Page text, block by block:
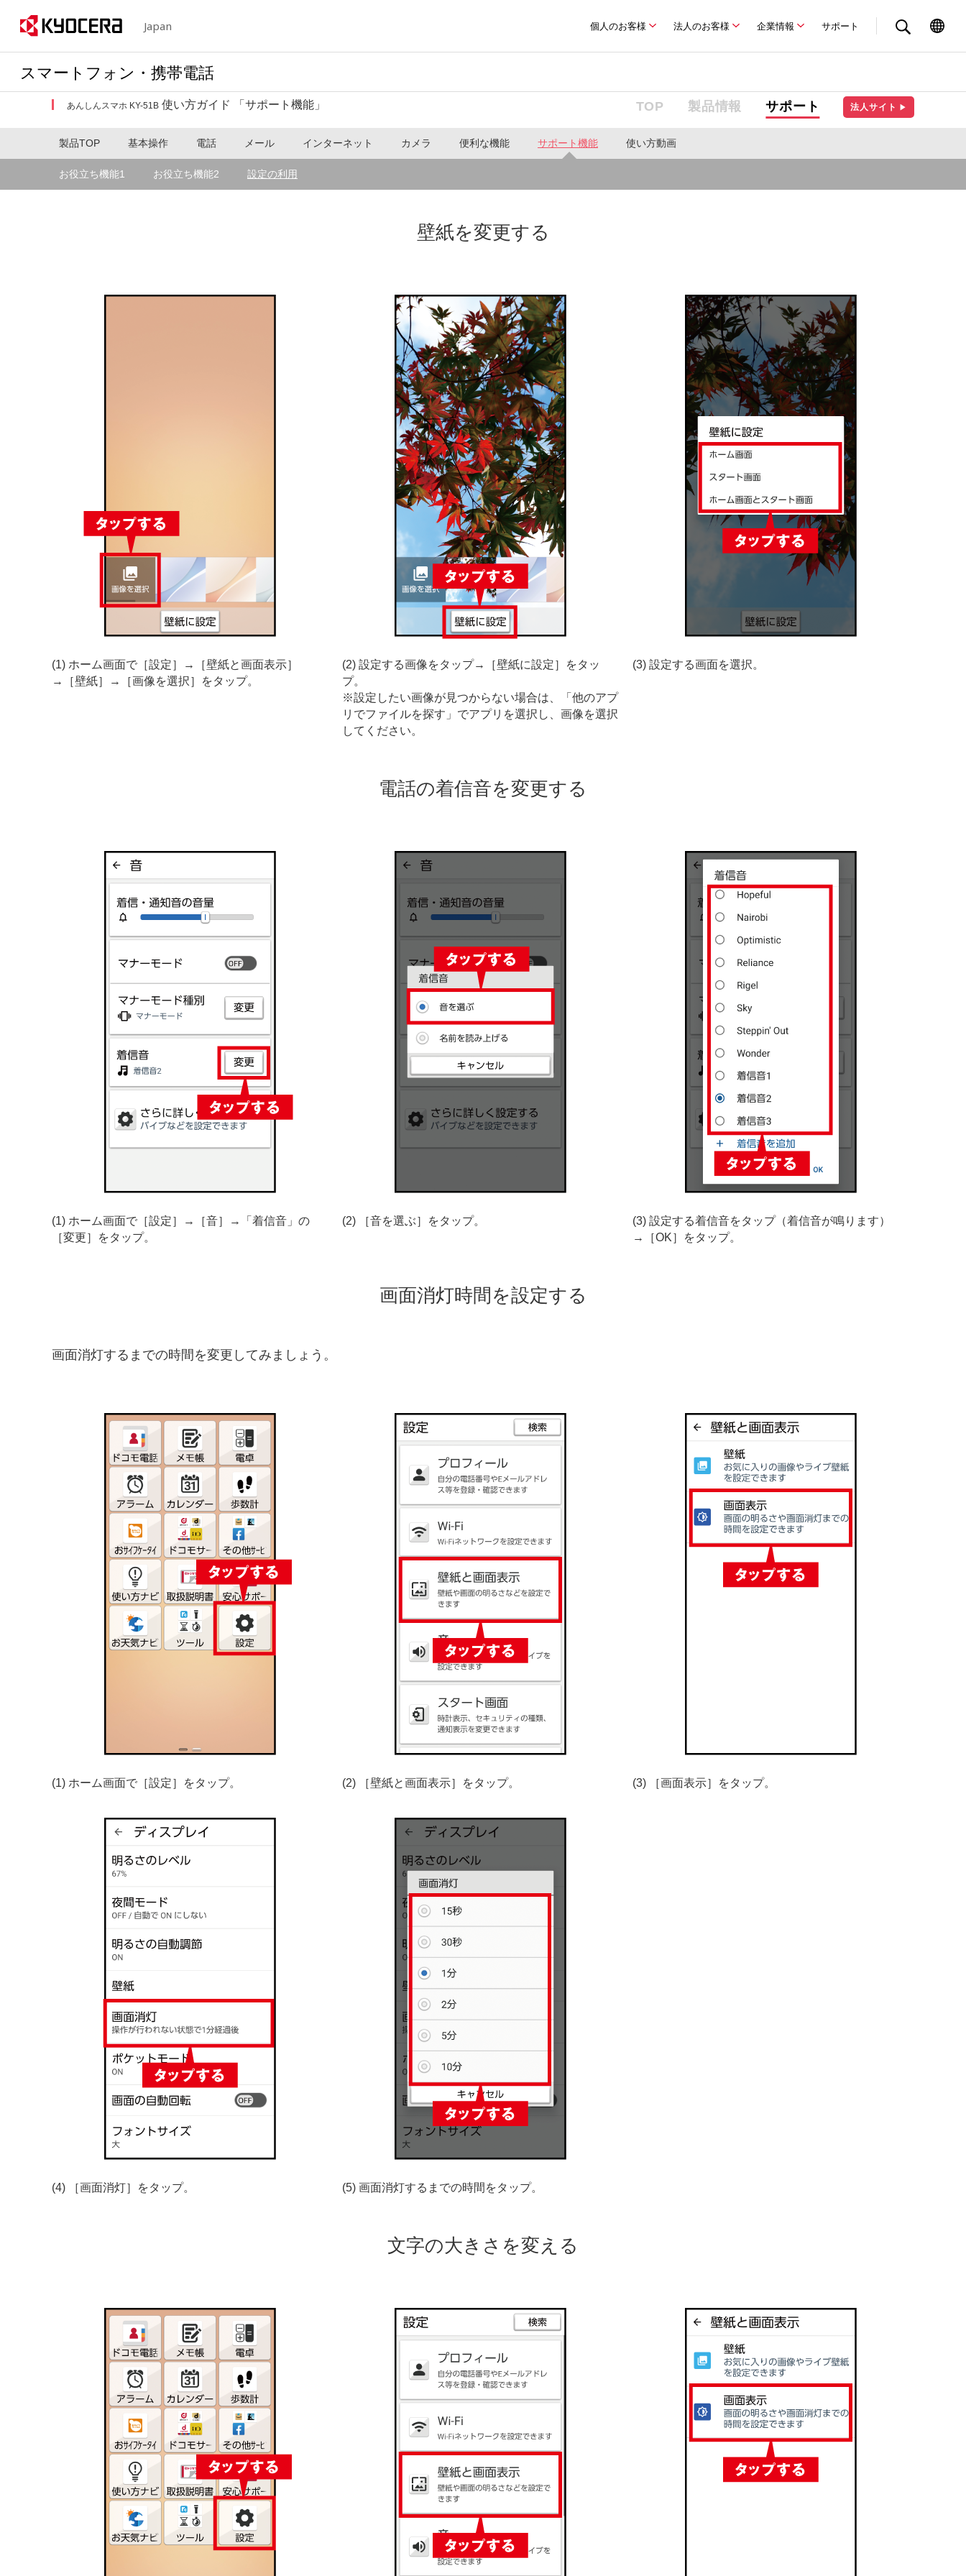
Japan 個人のお客様 法人のお客様 企業情報 サポート
スマートフォン・携帯電話
TOP 製品情報 サポート 法人サイト ▶
あんしんスマホ KY-51B 使い方ガイド 「サポート機能」
製品TOP 基本操作 電話 メール インターネット カメラ 便利な機能 サポート機能 使い方動画
お役立ち機能1 お役立ち機能2 設定の利用
壁紙を変更する
(1) ホーム画面で［設定］→［壁紙と画面表示］
→［壁紙］→［画像を選択］をタップ。
(2) 設定する画像をタップ→［壁紙に設定］をタッ
プ。
※設定したい画像が見つからない場合は、「他のアプ
リでファイルを探す」でアプリを選択し、画像を選択
してください。
(3) 設定する画面を選択。
電話の着信音を変更する
(1) ホーム画面で［設定］→［音］→「着信音」の
［変更］をタップ。
(2) ［音を選ぶ］をタップ。
(3) 設定する着信音をタップ（着信音が鳴ります）
→［OK］をタップ。
画面消灯時間を設定する
画面消灯するまでの時間を変更してみましょう。
(1) ホーム画面で［設定］をタップ。 (2) ［壁紙と画面表示］をタップ。 (3) ［画面表示］をタップ。
(4) ［画面消灯］をタップ。 (5) 画面消灯するまでの時間をタップ。
文字の大きさを変える